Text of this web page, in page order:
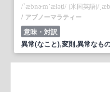
/`æbnɚmˈæləṭi/ (米国英語)/
アブノーマラティー
意味・対訳
異常(なこと),変則,異常なも